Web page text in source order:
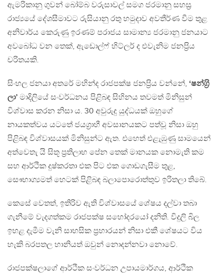
ඇමරිකානු ගුවන් බෝම්බ වරුසාවල් සමග ජරමානු සහස‍්‍ර
රාජ්‍යයේ දේශසීමාවට රුසියානු රතු හමුදාව අවතීර්ණ වීම තුළ
අනිවාර්ය කෙරුණු ඉරණම් පරාජය සාමාන්‍ය ජරමානු ජනයාට
අවබෝධ වන තෙක්, ඇඩොල්ෆ් හිට්ලර් ද එවැනිම ජනප‍්‍රිය
චරිතයකි.
සිංහල ජනයා අතරේ මහින්ද රාජපක්ෂ ජනප‍්‍රිය වන්නේ, ‘ෂන්ග‍්‍රි
ලා’ මාදිලියේ සංවර්ධනය පිළිබඳ සිහිනය තවමත් මිනිසුන්
විශ්වාස කරන නිසා ය. 30 අවුරුදු යුද්ධයක් ඔහුගේ
නායකත්වය යටතේ ජයග‍්‍රාහී අවසානයකට පත්වූ නිසා ඔහු
පිළිබඳ විශ්වාසයක් මිනිසුන්ට ඇත. එහෙත් එළැඹුණු සාමයෙන්
අත්වෙතැ යි සිතූ ප‍්‍රතිලාභ පේන තෙක් මානයක නොමැති කම
සහ ආර්ථික දුෂ්කරතා එක පිට එක ගොඩගැසීම තුළ,
සෞභාග්‍යමත් හෙටක් පිළිබඳ බලාපොරොත්තුව ඉරිතලා තිබේ.
කෙසේ වෙතත්, ඉතිරිව ඇති විශ්වාසයේ ශේෂය දල්වා තබා
ගැනීමේ වැදගත්කම රාජපක්ෂ සහෝදරයෝ දනිති. විදුලි බිල
ඉහළ දැමීම වැනි සාහසික ප‍්‍රහාරයන් නිසා එකී ශේෂයට විය
හැකි බරපතල හානියත් ඔවුන් නොදන්නවා නොවේ.
රාජපක්ෂලාගේ ආර්ථික සංවර්ධන උපායමාර්ගය, ආර්ථික